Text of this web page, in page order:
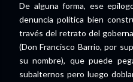
De alguna forma, ese
denuncia política bien
través del retrato del
(Don Francisco Barrio, por
su nombre), que puede
subalternos pero luego